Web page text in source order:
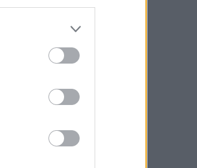
8 Αυγούστου 2017: Σαν
φωνή της Αρλέτας
παραμείνω δημοσιογράφος
που τραγουδάει...» - Η